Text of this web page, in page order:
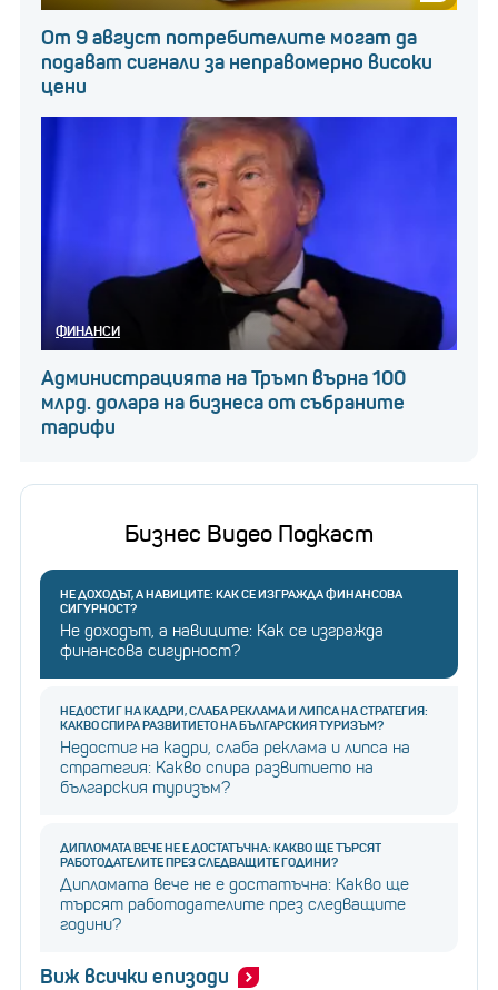
От 9 август потребителите могат да
подават сигнали за неправомерно високи
цени
ФИНАНСИ
Администрацията на Тръмп върна 100
млрд. долара на бизнеса от събраните
тарифи
Бизнес Видео Подкаст
НЕ ДОХОДЪТ, А НАВИЦИТЕ: КАК СЕ ИЗГРАЖДА ФИНАНСОВА
СИГУРНОСТ?
Не доходът, а навиците: Как се изгражда
финансова сигурност?
НЕДОСТИГ НА КАДРИ, СЛАБА РЕКЛАМА И ЛИПСА НА СТРАТЕГИЯ:
КАКВО СПИРА РАЗВИТИЕТО НА БЪЛГАРСКИЯ ТУРИЗЪМ?
Недостиг на кадри, слаба реклама и липса на
стратегия: Какво спира развитието на
българския туризъм?
ДИПЛОМАТА ВЕЧЕ НЕ Е ДОСТАТЪЧНА: КАКВО ЩЕ ТЪРСЯТ
РАБОТОДАТЕЛИТЕ ПРЕЗ СЛЕДВАЩИТЕ ГОДИНИ?
Дипломата вече не е достатъчна: Какво ще
търсят работодателите през следващите
години?
Виж всички епизоди